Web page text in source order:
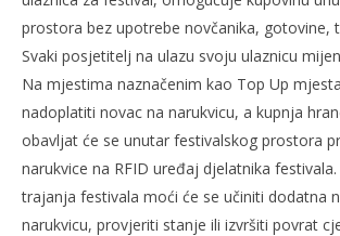
prostora bez upotrebe novčanika, gotovine,
Svaki posjetitelj na ulazu svoju ulaznicu
Na mjestima naznačenim kao Top Up
nadoplatiti novac na narukvicu, a kupnja
obavljat će se unutar festivalskog prostora
narukvice na RFID uređaj djelatnika
trajanja festivala moći će se učiniti dodatna
narukvicu, provjeriti stanje ili izvršiti povrat